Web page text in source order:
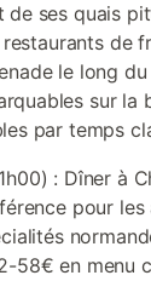
de ses quais
de
le long
sur la
par temps
: Dîner à
pour
58€ en menu